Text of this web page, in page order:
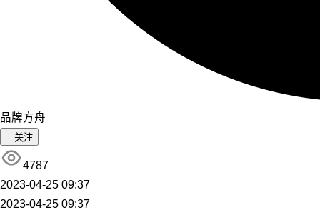
品牌方舟
关注
4787
2023-04-25 09:37
2023-04-25 09:37